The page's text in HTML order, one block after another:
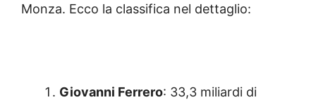
Monza. Ecco la classifica nel dettaglio:
Giovanni Ferrero: 33,3 miliardi di